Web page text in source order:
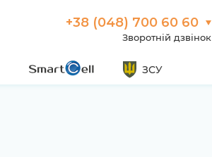
+38 (048) 700 60 60
Зворотній дзвінок
ЗСУ